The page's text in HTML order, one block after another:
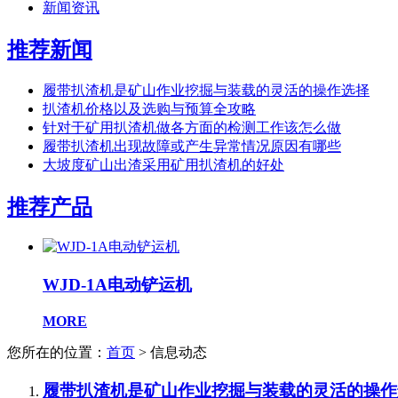
新闻资讯
推荐新闻
履带扒渣机是矿山作业挖掘与装载的灵活的操作选择
扒渣机价格以及选购与预算全攻略
针对于矿用扒渣机做各方面的检测工作该怎么做
履带扒渣机出现故障或产生异常情况原因有哪些
大坡度矿山出渣采用矿用扒渣机的好处
推荐产品
WJD-1A电动铲运机
MORE
您所在的位置： 首页 > 信息动态
履带扒渣机是矿山作业挖掘与装载的灵活的操